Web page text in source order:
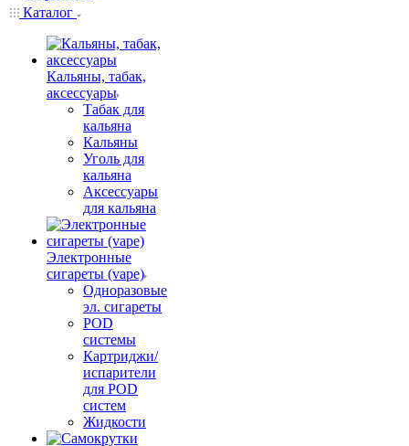
Каталог
Кальяны, табак,
аксессуары
Табак для
кальяна
Кальяны
Уголь для
кальяна
Аксессуары
для кальяна
Электронные
сигареты (vape)
Одноразовые
эл. сигареты
POD
системы
Картриджи/
испарители
для POD
систем
Жидкости